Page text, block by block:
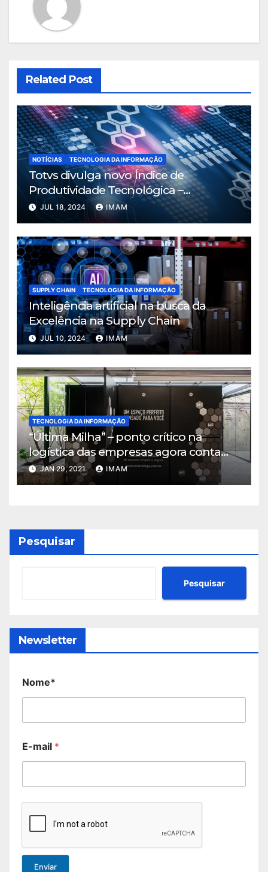
Related Post
NOTÍCIAS TECNOLOGIA DA INFORMAÇÃO
Totvs divulga novo Índice de
Produtividade Tecnológica –
Manufatura
JUL 18, 2024 IMAM
SUPPLY CHAIN TECNOLOGIA DA INFORMAÇÃO
Inteligência artificial na busca da
Excelência na Supply Chain
JUL 10, 2024 IMAM
TECNOLOGIA DA INFORMAÇÃO
“Última Milha” – ponto crítico na
logística das empresas agora conta
com solução que alia tecnológica e
localização estratégica
JAN 29, 2021 IMAM
Pesquisar
Pesquisar
Newsletter
Nome*
E-mail *
Enviar